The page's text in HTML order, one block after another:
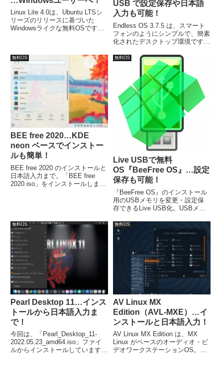
Linux Lite 4.0は、Ubuntu LTSシ
リーズのリリースに基づいた
Windowsライクな無料OSです。
少ししかないPCでも高速に動作
します。
USB で設定保存や日本語
入力も可能！
Endless OS 3.7.5 は、スマート
フォンのようにシンプルで、簡素
化されたデスクトップ環境です。
成しただけですが、日本語入力を
含めた設定保存が可能でした。な
お、日本語入力は別途設定が必要
無料OS
BEE free 2020…KDE
neon ベースでインストー
ルも簡単！
BEE free 2020 のインストールと
日本語入力まで。「BEE free
2020.iso」をインストールしまし
めば出来るようになっています。
無料OS
Live USBで無料
OS『BeeFree OS』…設定
保存も可能！
『BeeFree OS』のインストール
用のUSBメモリを変更・設定保
存できるLive USB化。USBメモ
UNetbootinを利用します。また、
USBメモリは容量4GBで対応
し、保存スペースは、1.8GBに設
定しています。
無料OS
Pearl Desktop 11…インス
トールから日本語入力ま
で！
今回は、「Pearl_Desktop_11-
2022.05.23_amd64.iso」ファイ
ルからインストールしています。
無料OS
AV Linux MX
Edition（AVL-MXE）…イ
ンストールと日本語入力！
AV Linux MX Edition は、MX
Linux がベースのオーディオ・ビ
デオワークステーションOS。今